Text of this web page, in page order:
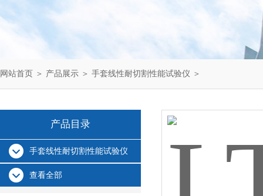
网站首页 ＞ 产品展示 ＞ 手套线性耐切割性能试验仪 ＞
产品目录
手套线性耐切割性能试验仪
查看全部